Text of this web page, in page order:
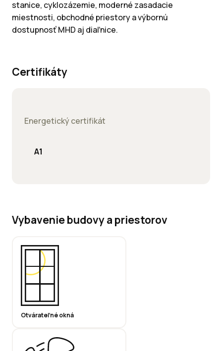
stanice, cyklozázemie, moderné zasadacie
miestnosti, obchodné priestory a výbornú
dostupnosť MHD aj diaľnice.
Certifikáty
Energetický certifikát
A1
Vybavenie budovy a priestorov
Otvárateľné okná